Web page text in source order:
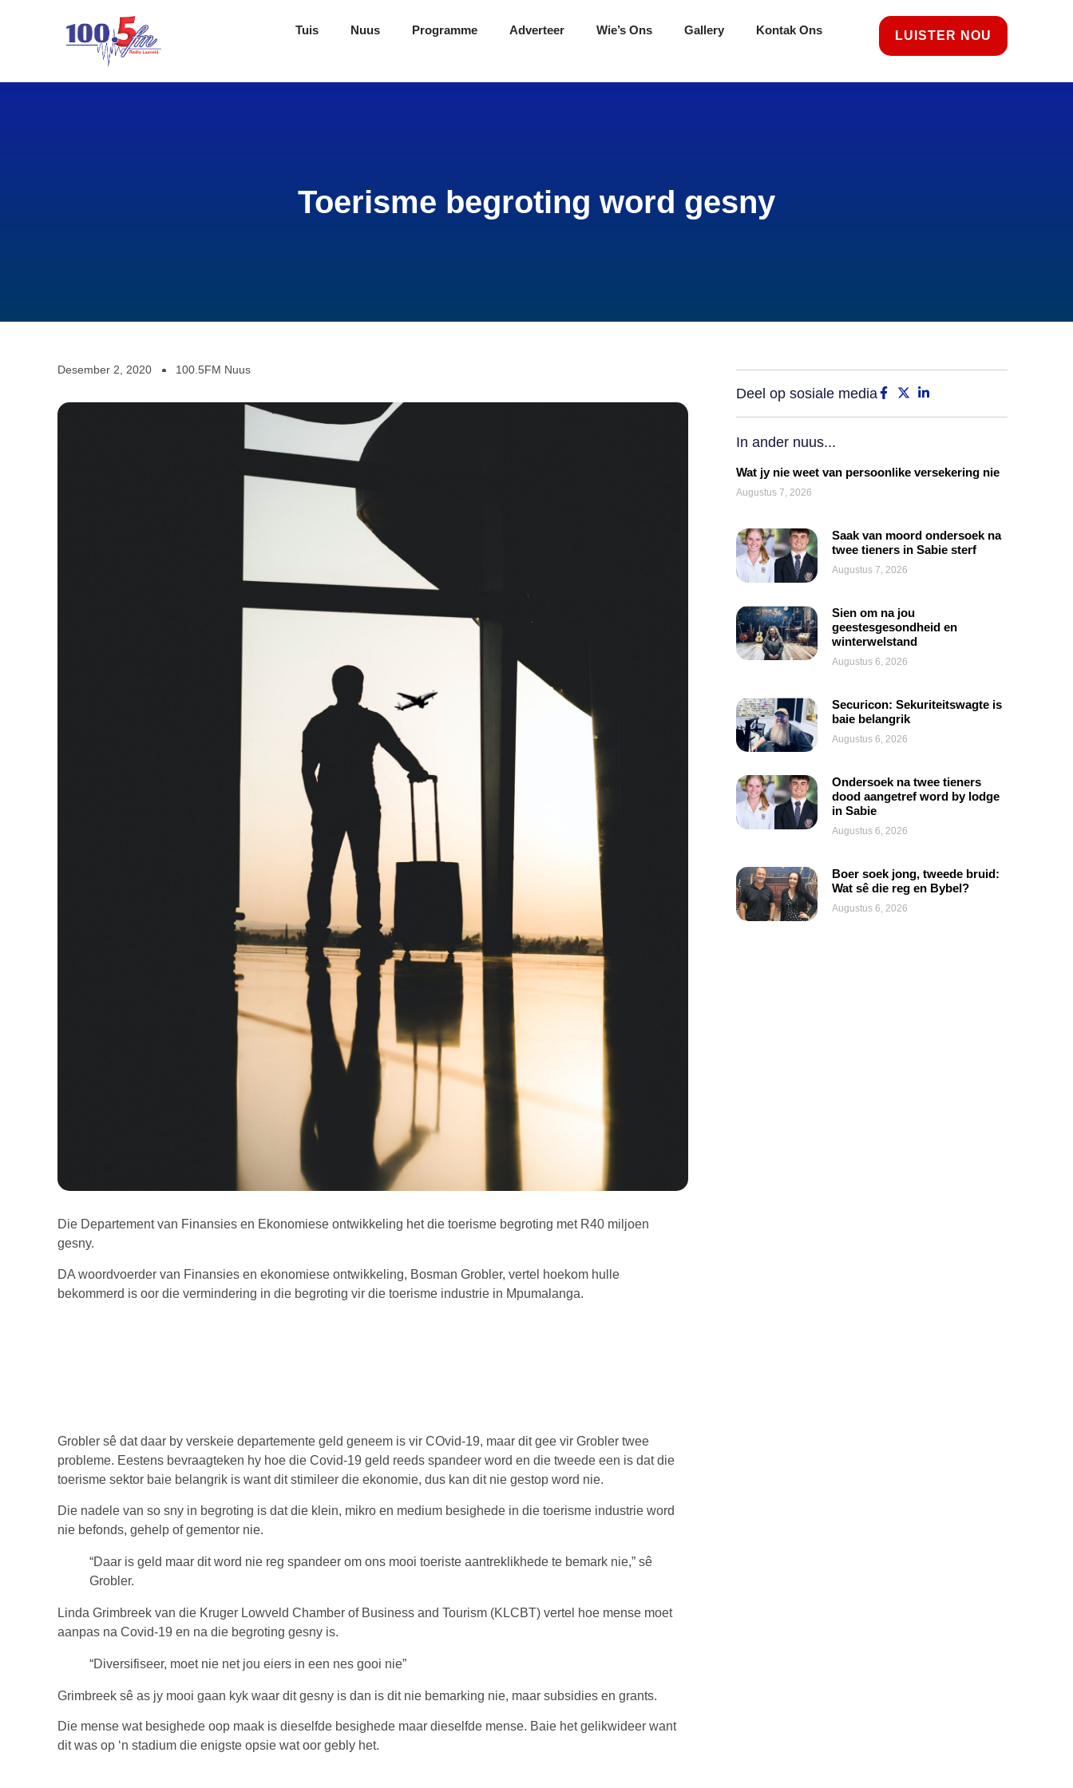
Tuis Nuus Programme Adverteer Wie’s Ons Gallery Kontak Ons LUISTER NOU
Toerisme begroting word gesny
Desember 2, 2020 100.5FM Nuus
Die Departement van Finansies en Ekonomiese ontwikkeling het die toerisme begroting met R40 miljoen
gesny.
DA woordvoerder van Finansies en ekonomiese ontwikkeling, Bosman Grobler, vertel hoekom hulle
bekommerd is oor die vermindering in die begroting vir die toerisme industrie in Mpumalanga.
Grobler sê dat daar by verskeie departemente geld geneem is vir COvid-19, maar dit gee vir Grobler twee
probleme. Eestens bevraagteken hy hoe die Covid-19 geld reeds spandeer word en die tweede een is dat die
toerisme sektor baie belangrik is want dit stimileer die ekonomie, dus kan dit nie gestop word nie.
Die nadele van so sny in begroting is dat die klein, mikro en medium besighede in die toerisme industrie word
nie befonds, gehelp of gementor nie.
“Daar is geld maar dit word nie reg spandeer om ons mooi toeriste aantreklikhede te bemark nie,” sê
Grobler.
Linda Grimbreek van die Kruger Lowveld Chamber of Business and Tourism (KLCBT) vertel hoe mense moet
aanpas na Covid-19 en na die begroting gesny is.
“Diversifiseer, moet nie net jou eiers in een nes gooi nie”
Grimbreek sê as jy mooi gaan kyk waar dit gesny is dan is dit nie bemarking nie, maar subsidies en grants.
Die mense wat besighede oop maak is dieselfde besighede maar dieselfde mense. Baie het gelikwideer want
dit was op ‘n stadium die enigste opsie wat oor gebly het.
Deel op sosiale media
In ander nuus...
Wat jy nie weet van persoonlike versekering nie
Augustus 7, 2026
Saak van moord ondersoek na
twee tieners in Sabie sterf
Augustus 7, 2026
Sien om na jou
geestesgesondheid en
winterwelstand
Augustus 6, 2026
Securicon: Sekuriteitswagte is
baie belangrik
Augustus 6, 2026
Ondersoek na twee tieners
dood aangetref word by lodge
in Sabie
Augustus 6, 2026
Boer soek jong, tweede bruid:
Wat sê die reg en Bybel?
Augustus 6, 2026